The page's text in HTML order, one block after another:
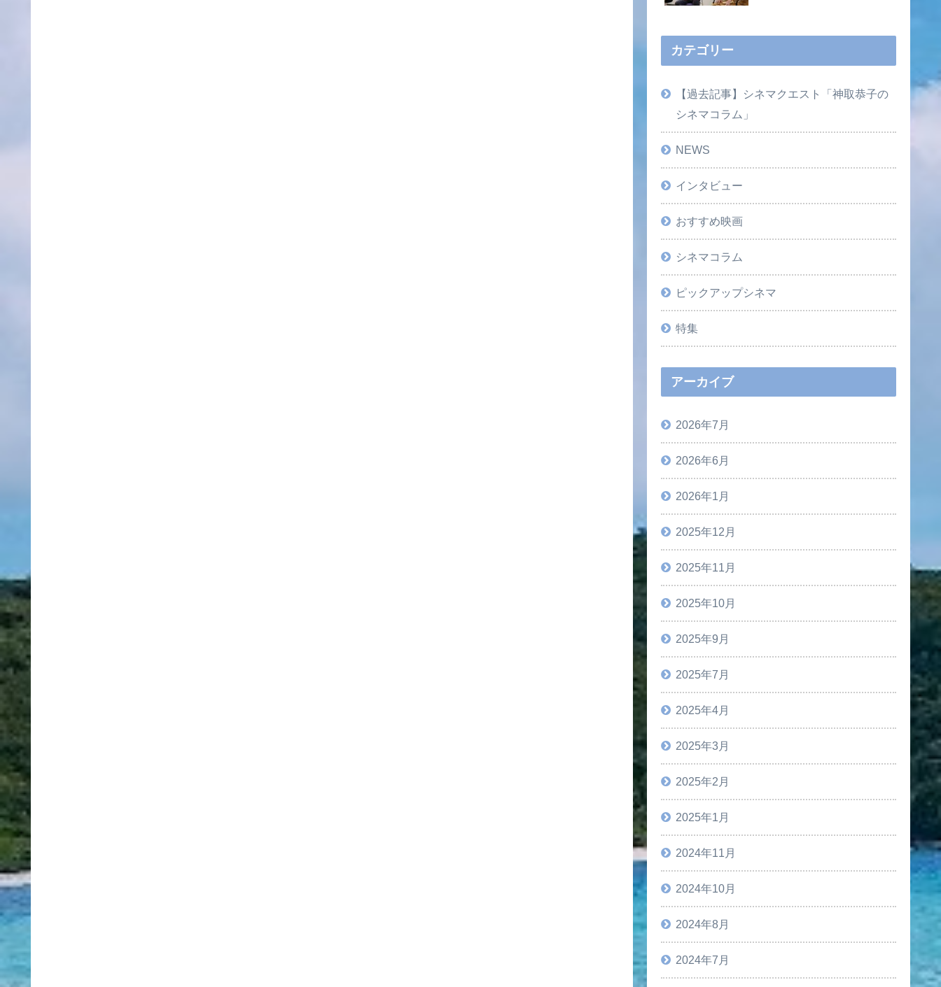
カテゴリー
【過去記事】シネマクエスト「神取恭子の
シネマコラム」
NEWS
インタビュー
おすすめ映画
シネマコラム
ピックアップシネマ
特集
アーカイブ
2026年7月
2026年6月
2026年1月
2025年12月
2025年11月
2025年10月
2025年9月
2025年7月
2025年4月
2025年3月
2025年2月
2025年1月
2024年11月
2024年10月
2024年8月
2024年7月